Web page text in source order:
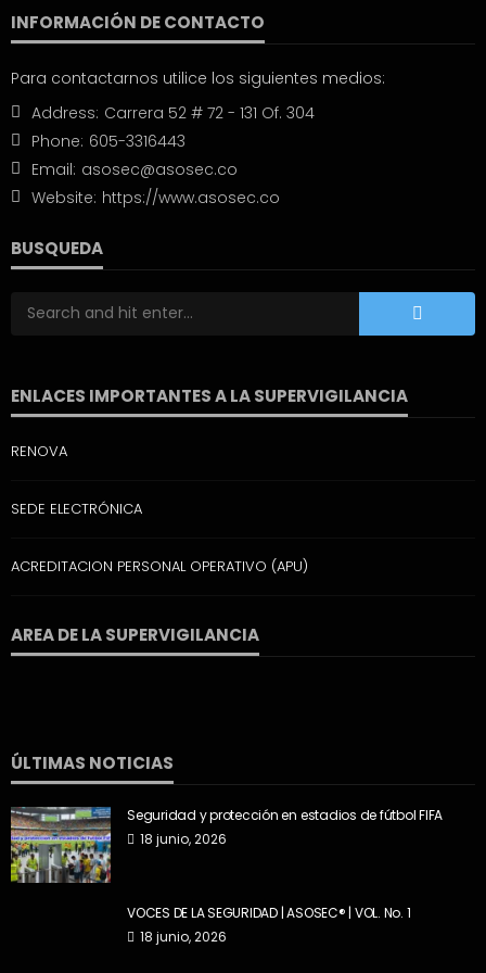
INFORMACIÓN DE CONTACTO
Para contactarnos utilice los siguientes medios:
Address: Carrera 52 # 72 - 131 Of. 304
Phone: 605-3316443
Email: asosec@asosec.co
Website: https://www.asosec.co
BUSQUEDA
ENLACES IMPORTANTES A LA SUPERVIGILANCIA
RENOVA
SEDE ELECTRÓNICA
ACREDITACION PERSONAL OPERATIVO (APU)
AREA DE LA SUPERVIGILANCIA
ÚLTIMAS NOTICIAS
Seguridad y protección en estadios de fútbol FIFA
18 junio, 2026
VOCES DE LA SEGURIDAD | ASOSEC® | VOL. No. 1
18 junio, 2026